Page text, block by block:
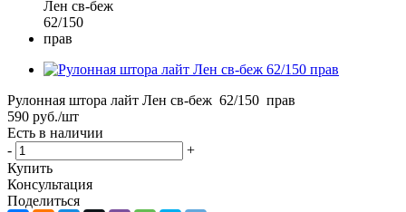
Рулонная штора лайт Лен св-беж 62/150 прав
590 руб./шт
Есть в наличии
-
+
Купить
Консультация
Поделиться